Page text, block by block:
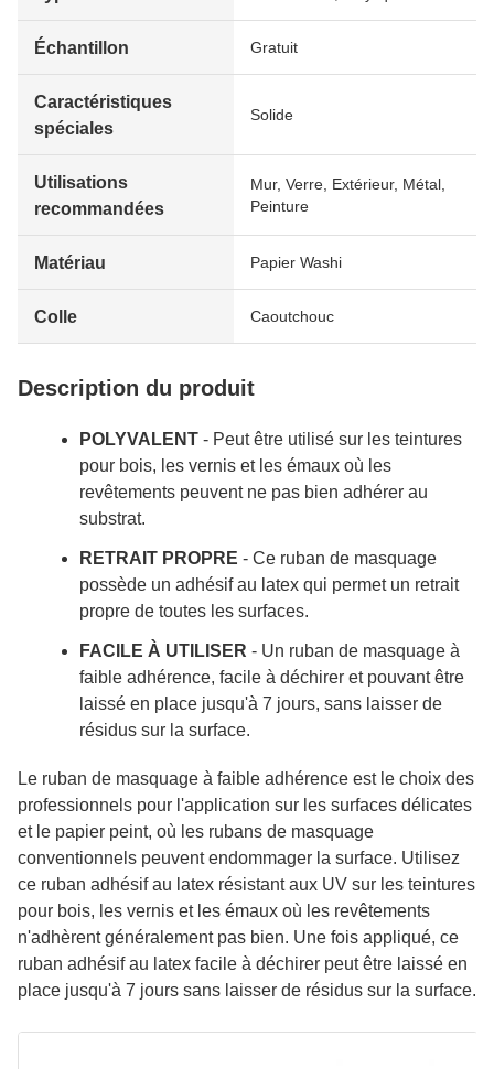
Échantillon Gratuit
Caractéristiques
spéciales
Solide
Utilisations
recommandées
Mur, Verre, Extérieur, Métal,
Peinture
Matériau Papier Washi
Colle Caoutchouc
Description du produit
POLYVALENT - Peut être utilisé sur les teintures
pour bois, les vernis et les émaux où les
revêtements peuvent ne pas bien adhérer au
substrat.
RETRAIT PROPRE - Ce ruban de masquage
possède un adhésif au latex qui permet un retrait
propre de toutes les surfaces.
FACILE À UTILISER - Un ruban de masquage à
faible adhérence, facile à déchirer et pouvant être
laissé en place jusqu'à 7 jours, sans laisser de
résidus sur la surface.
Le ruban de masquage à faible adhérence est le choix des
professionnels pour l'application sur les surfaces délicates
et le papier peint, où les rubans de masquage
conventionnels peuvent endommager la surface. Utilisez
ce ruban adhésif au latex résistant aux UV sur les teintures
pour bois, les vernis et les émaux où les revêtements
n'adhèrent généralement pas bien. Une fois appliqué, ce
ruban adhésif au latex facile à déchirer peut être laissé en
place jusqu'à 7 jours sans laisser de résidus sur la surface.